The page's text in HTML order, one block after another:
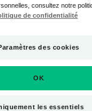
si nécessaire.
consultez notre
de confidentialité
des cookies
les essentiels
OK